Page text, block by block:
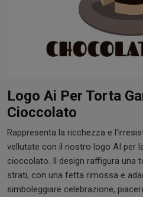
Logo Ai Per Torta
Cioccolato
Rappresenta la ricchezza e
vellutate con il nostro logo AI per
cioccolato. Il design raffigura una
strati, con una fetta rimossa e
simboleggiare celebrazione,